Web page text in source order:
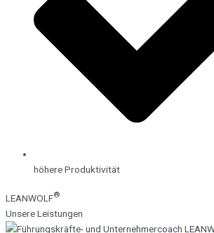
höhere Produktivität
LEANWOLF®
Unsere Leistungen